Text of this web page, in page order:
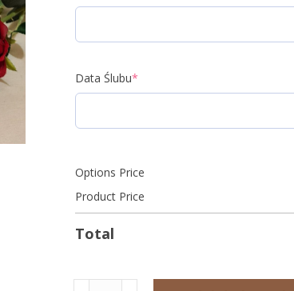
Data Ślubu*
Options Price
Product Price
Total